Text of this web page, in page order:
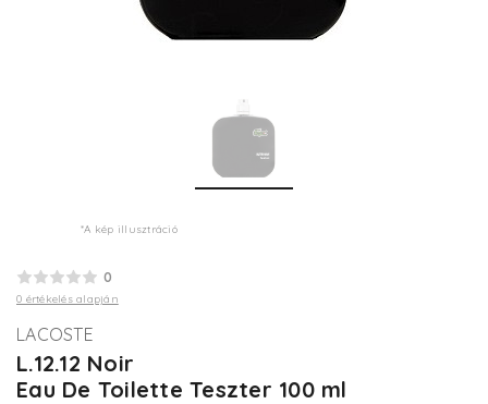
*A kép illusztráció
0
0 értékelés alapján
LACOSTE
L.12.12 Noir
Eau De Toilette Teszter 100 ml